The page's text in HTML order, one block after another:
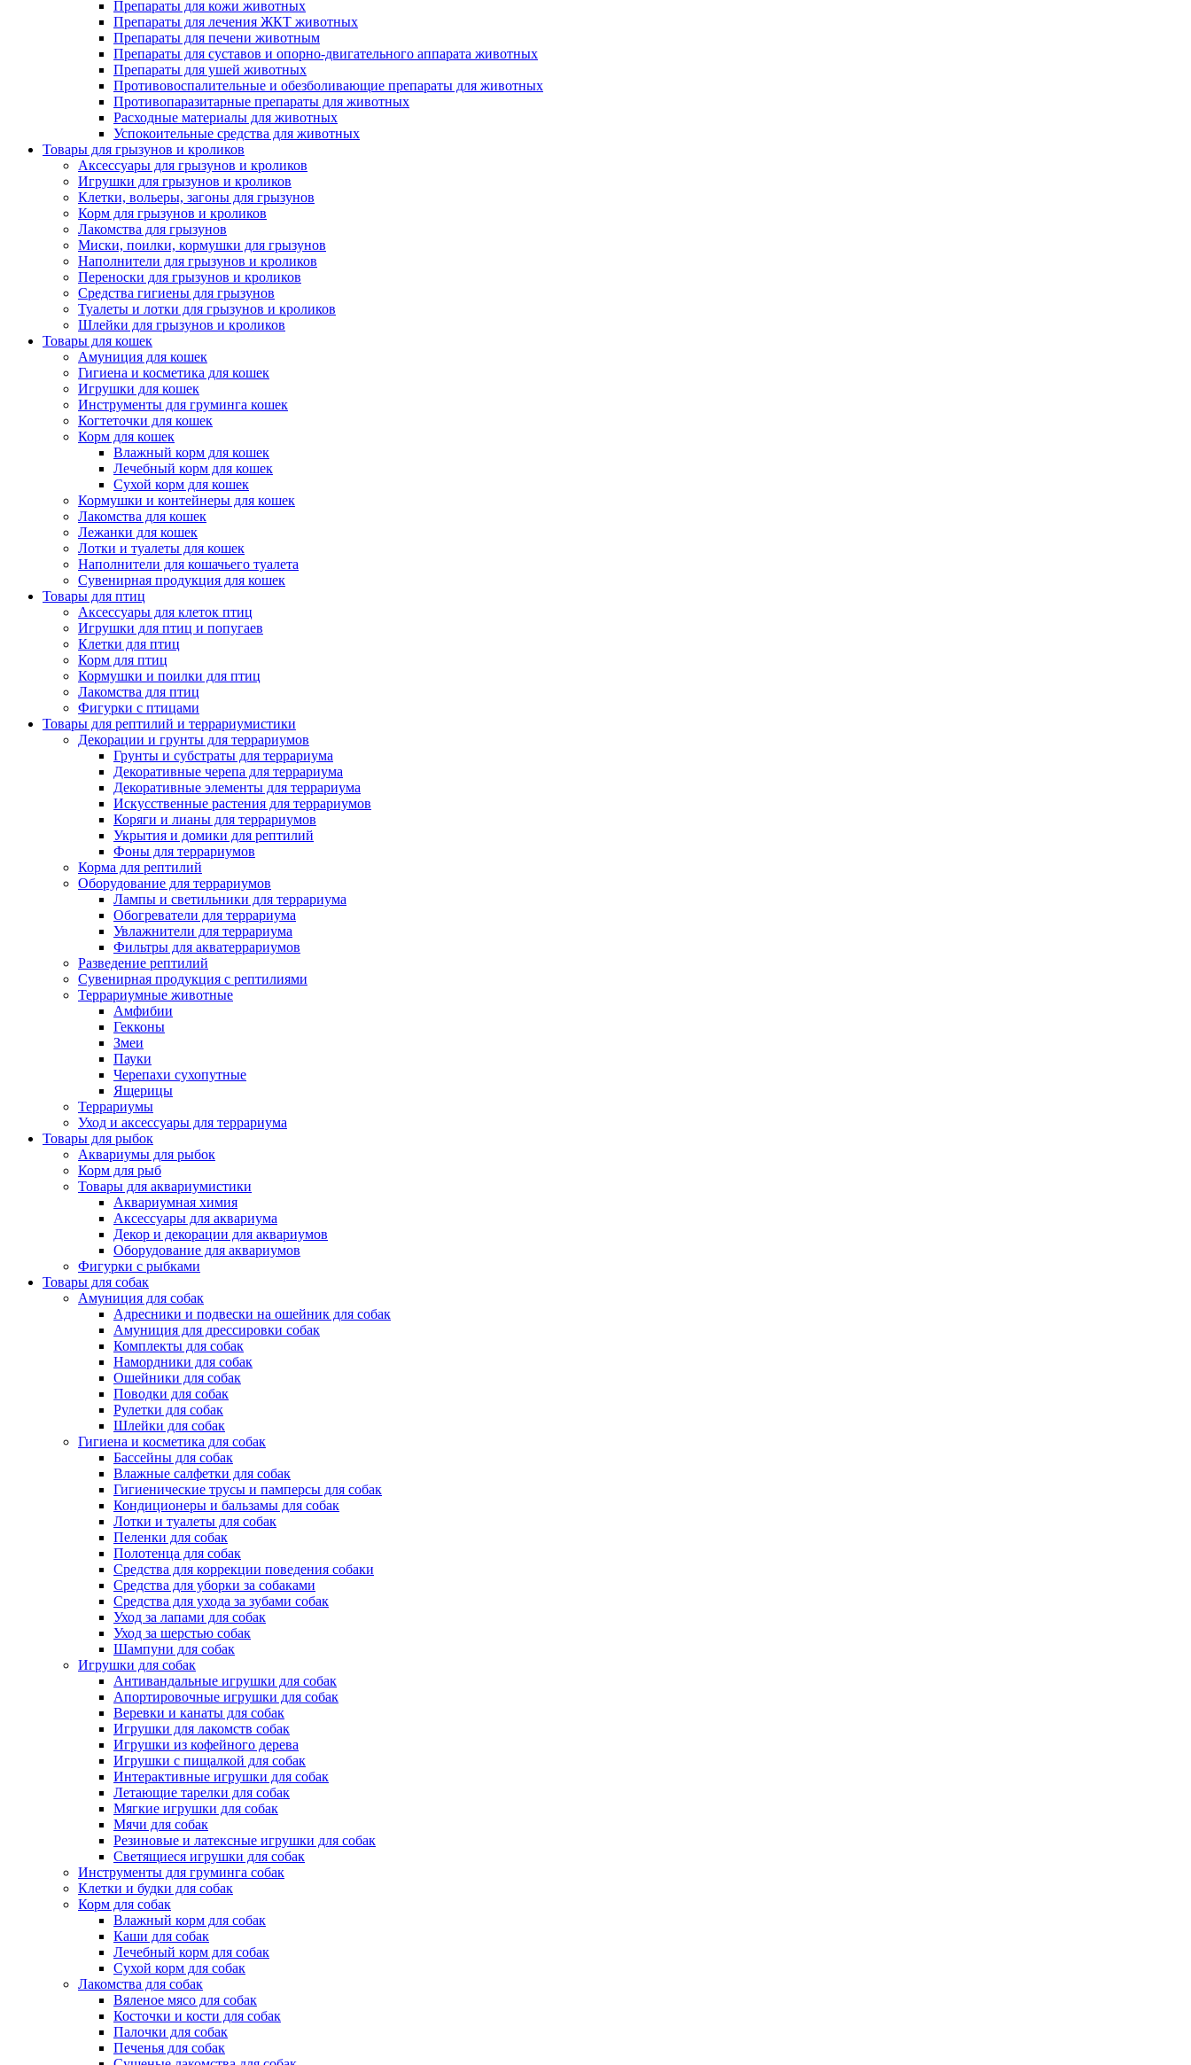
Препараты для кожи животных
Препараты для лечения ЖКТ животных
Препараты для печени животным
Препараты для суставов и опорно-двигательного аппарата животных
Препараты для ушей животных
Противовоспалительные и обезболивающие препараты для животных
Противопаразитарные препараты для животных
Расходные материалы для животных
Успокоительные средства для животных
Товары для грызунов и кроликов
Аксессуары для грызунов и кроликов
Игрушки для грызунов и кроликов
Клетки, вольеры, загоны для грызунов
Корм для грызунов и кроликов
Лакомства для грызунов
Миски, поилки, кормушки для грызунов
Наполнители для грызунов и кроликов
Переноски для грызунов и кроликов
Средства гигиены для грызунов
Туалеты и лотки для грызунов и кроликов
Шлейки для грызунов и кроликов
Товары для кошек
Амуниция для кошек
Гигиена и косметика для кошек
Игрушки для кошек
Инструменты для груминга кошек
Когтеточки для кошек
Корм для кошек
Влажный корм для кошек
Лечебный корм для кошек
Сухой корм для кошек
Кормушки и контейнеры для кошек
Лакомства для кошек
Лежанки для кошек
Лотки и туалеты для кошек
Наполнители для кошачьего туалета
Сувенирная продукция для кошек
Товары для птиц
Аксессуары для клеток птиц
Игрушки для птиц и попугаев
Клетки для птиц
Корм для птиц
Кормушки и поилки для птиц
Лакомства для птиц
Фигурки с птицами
Товары для рептилий и террариумистики
Декорации и грунты для террариумов
Грунты и субстраты для террариума
Декоративные черепа для террариума
Декоративные элементы для террариума
Искусственные растения для террариумов
Коряги и лианы для террариумов
Укрытия и домики для рептилий
Фоны для террариумов
Корма для рептилий
Оборудование для террариумов
Лампы и светильники для террариума
Обогреватели для террариума
Увлажнители для террариума
Фильтры для акватеррариумов
Разведение рептилий
Сувенирная продукция с рептилиями
Террариумные животные
Амфибии
Гекконы
Змеи
Пауки
Черепахи сухопутные
Ящерицы
Террариумы
Уход и аксессуары для террариума
Товары для рыбок
Аквариумы для рыбок
Корм для рыб
Товары для аквариумистики
Аквариумная химия
Аксессуары для аквариума
Декор и декорации для аквариумов
Оборудование для аквариумов
Фигурки с рыбками
Товары для собак
Амуниция для собак
Адресники и подвески на ошейник для собак
Амуниция для дрессировки собак
Комплекты для собак
Намордники для собак
Ошейники для собак
Поводки для собак
Рулетки для собак
Шлейки для собак
Гигиена и косметика для собак
Бассейны для собак
Влажные салфетки для собак
Гигиенические трусы и памперсы для собак
Кондиционеры и бальзамы для собак
Лотки и туалеты для собак
Пеленки для собак
Полотенца для собак
Средства для коррекции поведения собаки
Средства для уборки за собаками
Средства для ухода за зубами собак
Уход за лапами для собак
Уход за шерстью собак
Шампуни для собак
Игрушки для собак
Антивандальные игрушки для собак
Апортировочные игрушки для собак
Веревки и канаты для собак
Игрушки для лакомств собак
Игрушки из кофейного дерева
Игрушки с пищалкой для собак
Интерактивные игрушки для собак
Летающие тарелки для собак
Мягкие игрушки для собак
Мячи для собак
Резиновые и латексные игрушки для собак
Светящиеся игрушки для собак
Инструменты для груминга собак
Клетки и будки для собак
Корм для собак
Влажный корм для собак
Каши для собак
Лечебный корм для собак
Сухой корм для собак
Лакомства для собак
Вяленое мясо для собак
Косточки и кости для собак
Палочки для собак
Печенья для собак